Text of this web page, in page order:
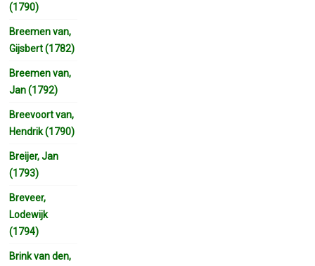
(1790)
Breemen van,
Gijsbert (1782)
Breemen van,
Jan (1792)
Breevoort van,
Hendrik (1790)
Breijer, Jan
(1793)
Breveer,
Lodewijk
(1794)
Brink van den,